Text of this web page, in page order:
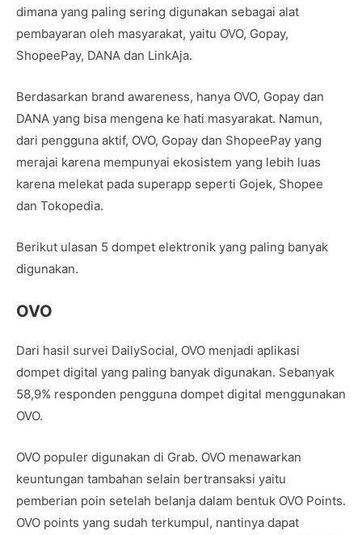
dimana yang paling sering digunakan sebagai alat
pembayaran oleh masyarakat, yaitu OVO, Gopay,
ShopeePay, DANA dan LinkAja.
Berdasarkan brand awareness, hanya OVO, Gopay dan
DANA yang bisa mengena ke hati masyarakat. Namun,
dari pengguna aktif, OVO, Gopay dan ShopeePay yang
merajai karena mempunyai ekosistem yang lebih luas
karena melekat pada superapp seperti Gojek, Shopee
dan Tokopedia.
Berikut ulasan 5 dompet elektronik yang paling banyak
digunakan.
OVO
Dari hasil survei DailySocial, OVO menjadi aplikasi
dompet digital yang paling banyak digunakan. Sebanyak
58,9% responden pengguna dompet digital menggunakan
OVO.
OVO populer digunakan di Grab. OVO menawarkan
keuntungan tambahan selain bertransaksi yaitu
pemberian poin setelah belanja dalam bentuk OVO Points.
OVO points yang sudah terkumpul, nantinya dapat